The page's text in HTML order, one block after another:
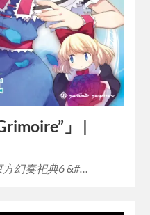
」 |
幻奏祀典6 &#…